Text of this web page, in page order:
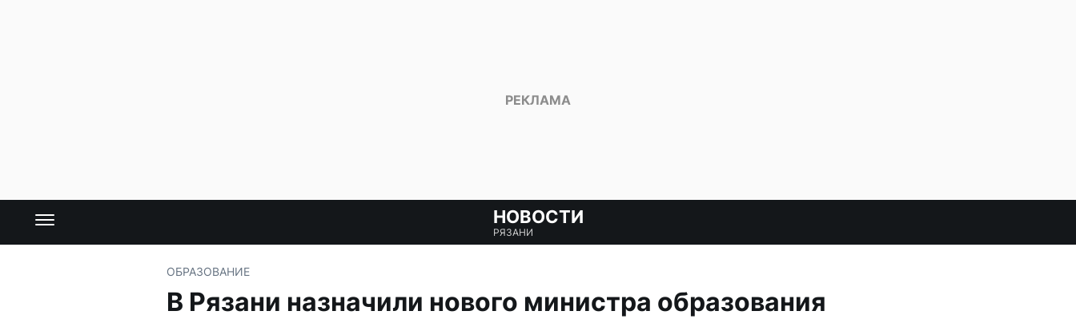
НОВОСТИ
РЯЗАНИ
ОБРАЗОВАНИЕ
В Рязани назначили нового министра образования